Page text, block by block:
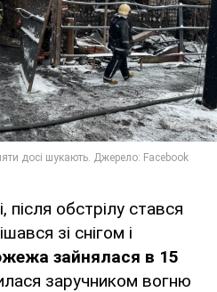
після обстрілу стався
зі снігом і
зайнялася в 15
заручником вогню